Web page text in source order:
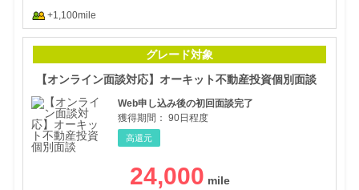
+1,100mile
グレード対象
【オンライン面談対応】オーキット不動産投資個別面談
Web申し込み後の初回面談完了
獲得期間： 90日程度
高還元
24,000